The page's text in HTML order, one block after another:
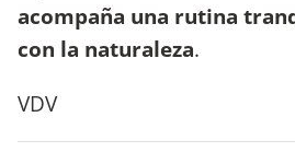
acompaña una rutina
con la naturaleza.
VDV